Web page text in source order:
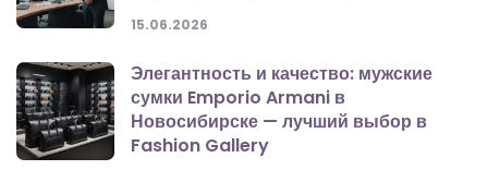
15.06.2026
Элегантность и качество: мужские
сумки Emporio Armani в
Новосибирске — лучший выбор в
Fashion Gallery